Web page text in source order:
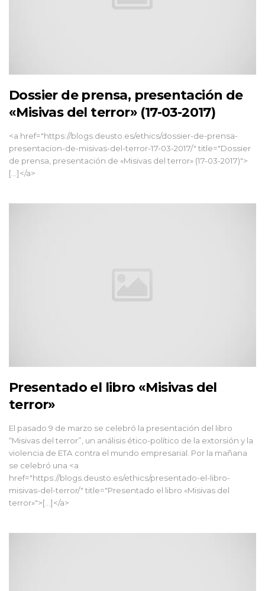
Dossier de prensa, presentación de
«Misivas del terror» (17-03-2017)
<a href="https://blogs.deusto.es/ethics/dossier-de-prensa-
presentacion-de-misivas-del-terror-17-03-2017/" title="Dossier
de prensa, presentación de «Misivas del terror» (17-03-2017)">
[...]</a>
Presentado el libro «Misivas del
terror»
El pasado 9 de marzo se celebró la presentación del libro
“Misivas del terror”, un análisis ético-político de la extorsión y la
violencia de ETA contra el mundo empresarial. Por la mañana
se celebró una <a
href="https://blogs.deusto.es/ethics/presentado-el-libro-
misivas-del-terror/" title="Presentado el libro «Misivas del
terror»">[...]</a>